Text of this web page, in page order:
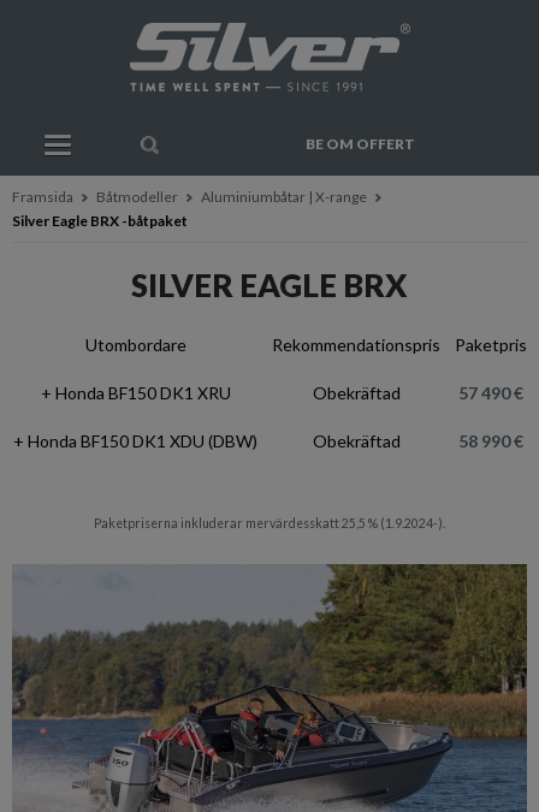
BE OM OFFERT
Framsida Båtmodeller
Aluminiumbåtar | X-range
Silver Eagle BRX -båtpaket
SILVER EAGLE BRX
Utombordare Rekommendationspris Paketpris
+ Honda BF150 DK1 XRU Obekräftad 57 490 €
+ Honda BF150 DK1 XDU (DBW) Obekräftad 58 990 €
Paketpriserna inkluderar mervärdesskatt 25,5 % (1.9.2024-).